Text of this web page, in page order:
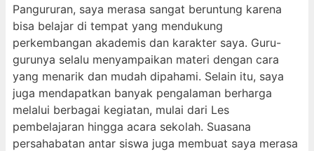
Pangururan, saya merasa sangat beruntung karena
bisa belajar di tempat yang mendukung
perkembangan akademis dan karakter saya. Guru-
gurunya selalu menyampaikan materi dengan cara
yang menarik dan mudah dipahami. Selain itu, saya
juga mendapatkan banyak pengalaman berharga
melalui berbagai kegiatan, mulai dari Les
pembelajaran hingga acara sekolah. Suasana
persahabatan antar siswa juga membuat saya merasa